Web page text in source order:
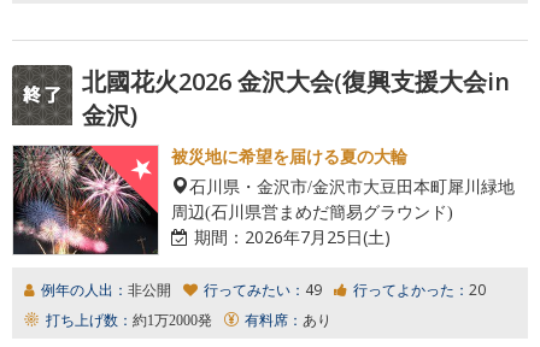
北國花火2026 金沢大会(復興支援大会in
金沢)
被災地に希望を届ける夏の大輪
石川県・金沢市/金沢市大豆田本町犀川緑地
周辺(石川県営まめだ簡易グラウンド)
期間： 2026年7月25日(土)
例年の人出： 非公開 行ってみたい： 49 行ってよかった： 20
打ち上げ数： 約1万2000発 有料席： あり